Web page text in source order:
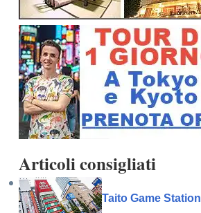
Articoli consigliati
Taito Game Station